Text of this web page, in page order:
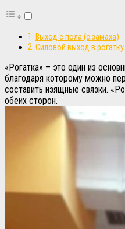
Выход с пола (с замаха)
Силовой выход в рогатку
«Рогатка» – это один из
благодаря которому можно
составить изящные связки.
обеих сторон.